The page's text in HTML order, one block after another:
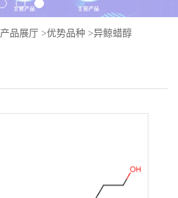
产品展厅 >优势品种 >异鲸蜡醇